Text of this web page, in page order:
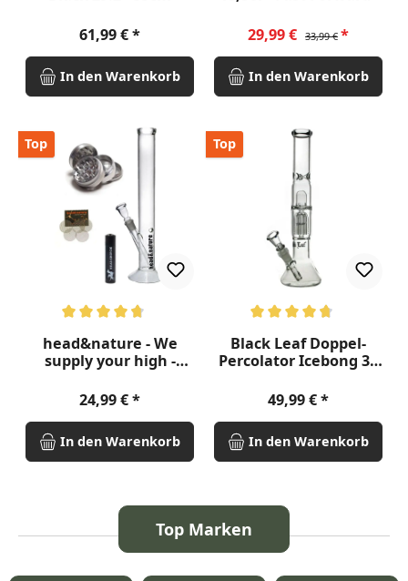
Regulärer Preis:
61,99 €
In den Warenkorb
Verkaufspreis:
29,99 € Regulärer Preis:
33,99 €
In den Warenkorb
Top
head&nature - We
supply your high -
Regulärer Preis:
24,99 €
In den Warenkorb
Top
Black Leaf Doppel-
Percolator Icebong 38
Regulärer Preis:
49,99 €
In den Warenkorb
Top Marken